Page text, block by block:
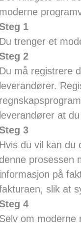
moderne
1
Du trenger et
2
Du må registrere
leverandører.
leverandører at
3
Hvis du vil kan du
denne prosessen
informasjon på
slik at
4
Selv om moderne